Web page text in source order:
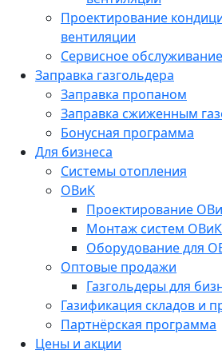
Проектирование
вентиляции
Сервисное обслуживание
Заправка газгольдера
Заправка пропаном
Заправка сжиженным
Бонусная программа
Для бизнеса
Системы отопления
ОВиК
Проектирование
Монтаж систем ОВиК
Оборудование для
Оптовые продажи
Газгольдеры для
Газификация складов и
Партнёрская программа
Цены и акции